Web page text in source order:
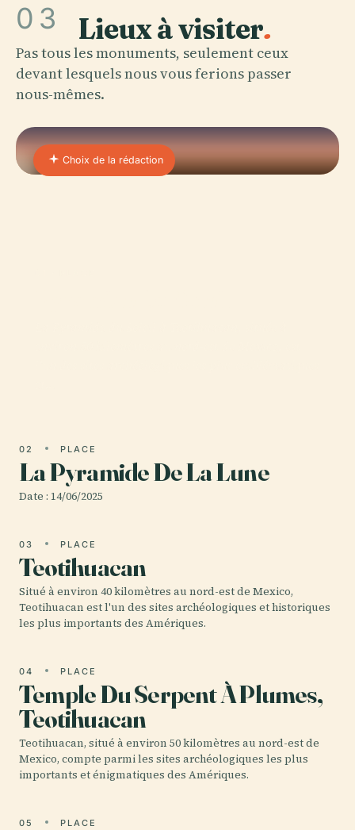
03 Lieux à visiter.
Pas tous les monuments, seulement ceux
devant lesquels nous vous ferions passer
nous-mêmes.
Choix de la rédaction
02 PLACE
La Pyramide De La Lune
Date : 14/06/2025
03 PLACE
Teotihuacan
Situé à environ 40 kilomètres au nord-est de Mexico,
Teotihuacan est l'un des sites archéologiques et historiques
les plus importants des Amériques.
04 PLACE
Temple Du Serpent À Plumes,
Teotihuacan
Teotihuacan, situé à environ 50 kilomètres au nord-est de
Mexico, compte parmi les sites archéologiques les plus
importants et énigmatiques des Amériques.
05 PLACE